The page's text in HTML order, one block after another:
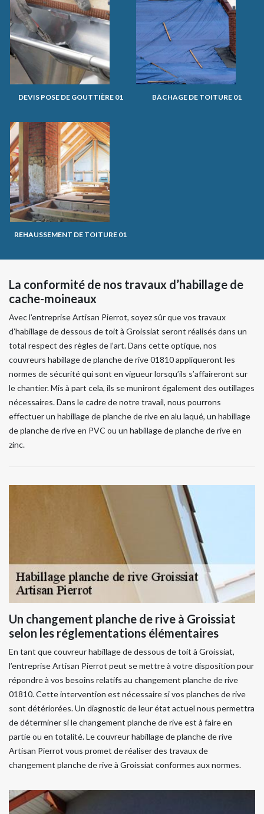
DEVIS POSE DE GOUTTIÈRE 01 BÂCHAGE DE TOITURE 01
REHAUSSEMENT DE TOITURE 01
La conformité de nos travaux d’habillage de
cache-moineaux
Avec l’entreprise Artisan Pierrot, soyez sûr que vos travaux
d’habillage de dessous de toit à Groissiat seront réalisés dans un
total respect des règles de l’art. Dans cette optique, nos
couvreurs habillage de planche de rive 01810 appliqueront les
normes de sécurité qui sont en vigueur lorsqu’ils s’affaireront sur
le chantier. Mis à part cela, ils se muniront également des outillages
nécessaires. Dans le cadre de notre travail, nous pourrons
effectuer un habillage de planche de rive en alu laqué, un habillage
de planche de rive en PVC ou un habillage de planche de rive en
zinc.
Un changement planche de rive à Groissiat
selon les réglementations élémentaires
En tant que couvreur habillage de dessous de toit à Groissiat,
l’entreprise Artisan Pierrot peut se mettre à votre disposition pour
répondre à vos besoins relatifs au changement planche de rive
01810. Cette intervention est nécessaire si vos planches de rive
sont détériorées. Un diagnostic de leur état actuel nous permettra
de déterminer si le changement planche de rive est à faire en
partie ou en totalité. Le couvreur habillage de planche de rive
Artisan Pierrot vous promet de réaliser des travaux de
changement planche de rive à Groissiat conformes aux normes.